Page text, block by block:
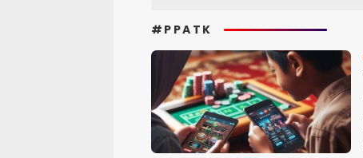
#PPATK